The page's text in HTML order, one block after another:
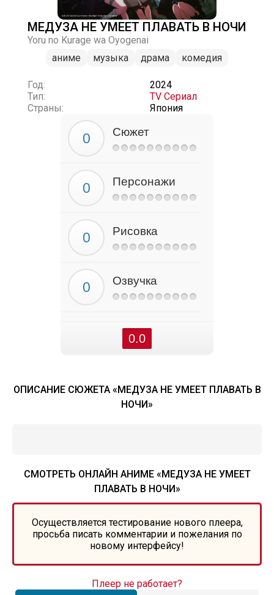
МЕДУЗА НЕ УМЕЕТ ПЛАВАТЬ В НОЧИ
Yoru no Kurage wa Oyogenai
аниме
музыка драма комедия
Год:
2024
Тип:
TV Сериал
Страны:
Япония
Сюжет
Персонажи
Рисовка
Озвучка
0.0
ОПИСАНИЕ СЮЖЕТА «МЕДУЗА НЕ УМЕЕТ ПЛАВАТЬ В
НОЧИ»
СМОТРЕТЬ ОНЛАЙН АНИМЕ «МЕДУЗА НЕ УМЕЕТ
ПЛАВАТЬ В НОЧИ»
Осуществляется тестирование нового плеера,
просьба писать комментарии и пожелания по
новому интерфейсу!
Плеер не работает?